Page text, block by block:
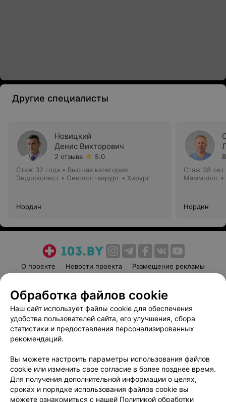
Другие специалисты
Новицкий
Денис Викторович
2 отзыва
5.0
Стаж 32 года • Высшая категория
Эндоскопист • Онколог-хирург • Хирург
Нордин
Стаж 38 лет
Маммолог •
Нордин
О проекте Новости проекта
Размещение рекламы
Пользовательское соглашение
Способы оплаты
Вакансии
Партнеры
Написать руководителю 103.by
Обработка персональных данных
Обработка файлов cookie
Наш сайт использует файлы cookie для обеспечения
удобства пользователей сайта, его улучшения, сбора
статистики и предоставления персонализированных
рекомендаций.
Вы можете настроить параметры использования файлов
cookie или изменить свое согласие в более позднее время.
Для получения дополнительной информации о целях,
сроках и порядке использования файлов cookie вы
можете ознакомиться с нашей Политикой обработки